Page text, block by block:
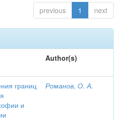
previous 1 next
Author(s)
границ
и
Романов, О. А.